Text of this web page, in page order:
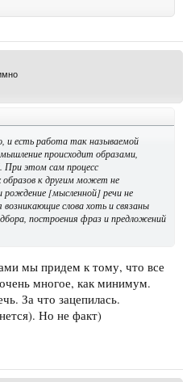
и есть работа так называемой
происходит образами,
При этом сам процесс
образов к другим может не
[мысленной] речи не
слова хоть и связаны
построения фраз и предложений
мы придем к тому, что все
многое, как минимум.
За что зацепилась.
Но не факт)